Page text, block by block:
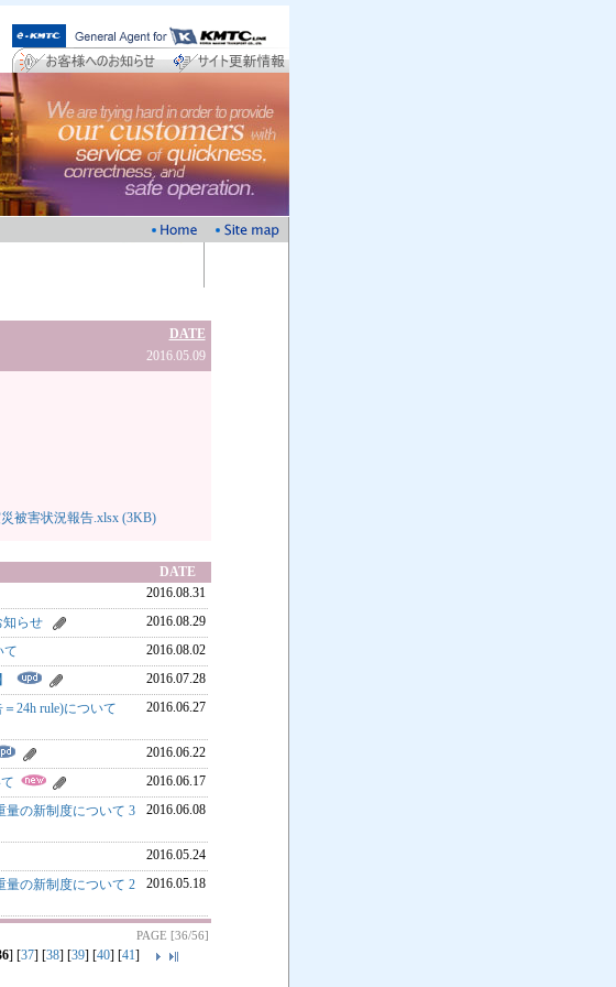
DATE
2016.05.09
被害状況報告.xlsx (3KB)
DATE
2016.08.31
知らせ
2016.08.29
て
2016.08.02
2016.07.28
24h rule)について 2016.06.27
2016.06.22
2016.06.17
の新制度について 3 2016.06.08
2016.05.24
の新制度について 2 2016.05.18
PAGE [36/56]
] [37] [38] [39] [40] [41]